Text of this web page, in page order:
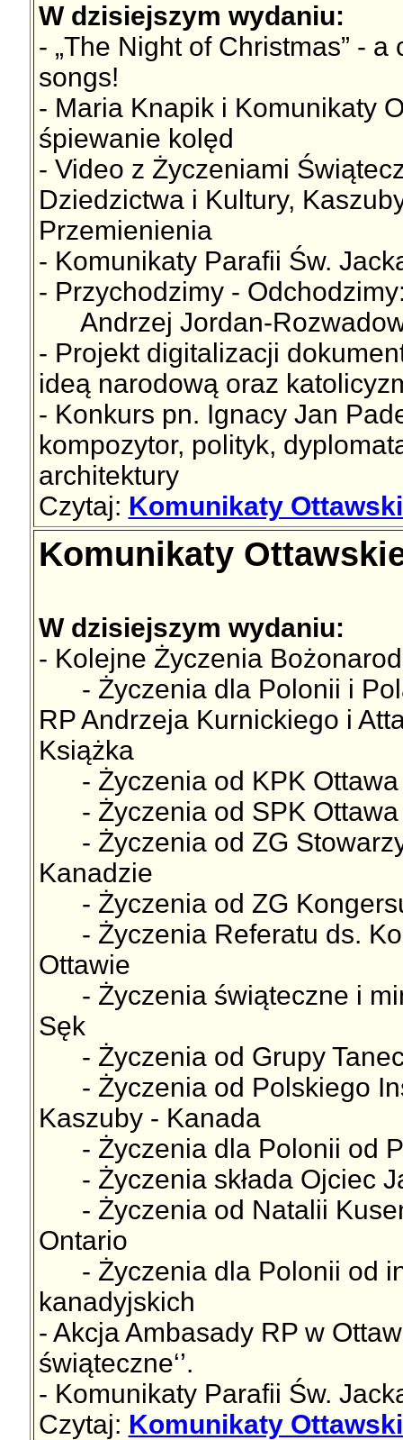
W dzisiejszym wydaniu:
- „The Night of Christmas” -
songs!
- Maria Knapik i Komunikaty
śpiewanie kolęd
- Video z Życzeniami
Dziedzictwa i Kultury,
Przemienienia
- Komunikaty Parafii Św.
- Przychodzimy -
Andrzej Jordan-
- Projekt digitalizacji
ideą narodową oraz
- Konkurs pn. Ignacy Jan
kompozytor, polityk,
architektury
Czytaj: Komunikaty
Komunikaty
W dzisiejszym wydaniu:
- Kolejne Życzenia
- Życzenia dla Polonii i
RP Andrzeja Kurnickiego i
Książka
- Życzenia od KPK Ottawa
- Życzenia od SPK Ottawa
- Życzenia od ZG
Kanadzie
- Życzenia od ZG
- Życzenia Referatu ds.
Ottawie
- Życzenia świąteczne i
Sęk
- Życzenia od Grupy
- Życzenia od Polskiego
Kaszuby - Kanada
- Życzenia dla Polonii od
- Życzenia składa Ojciec
- Życzenia od Natalii
Ontario
- Życzenia dla Polonii od
kanadyjskich
- Akcja Ambasady RP w
świąteczne‘’.
- Komunikaty Parafii Św.
Czytaj: Komunikaty